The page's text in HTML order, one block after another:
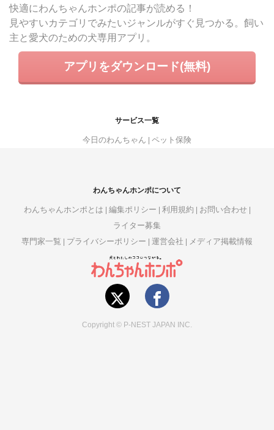
快適にわんちゃんホンポの記事が読める！
見やすいカテゴリでみたいジャンルがすぐ見つかる。飼い
主と愛犬のための犬専用アプリ。
アプリをダウンロード(無料)
サービス一覧
今日のわんちゃん ペット保険
わんちゃんホンポについて
わんちゃんホンポとは 編集ポリシー 利用規約
お問い合わせ
ライター募集
専門家一覧
プライバシーポリシー 運営会社 メディア掲載情報
Copyright © P-NEST JAPAN INC.